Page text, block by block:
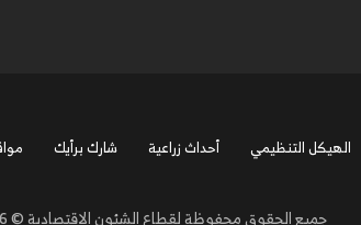
الهيكل التنظيمي أحداث زراعية شارك برأيك
جميع الحقوق محفوظة لقطاع الشئون الاقتصادية © 2026